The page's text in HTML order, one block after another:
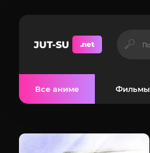
JUT-SU .net
Все аниме Фильмы